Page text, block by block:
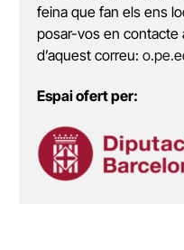
feina que fan els ens
posar-vos en contacte
d’aquest correu:
Espai ofert per: